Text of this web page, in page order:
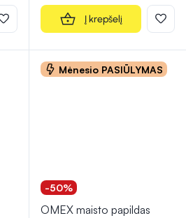
Į krepšelį
Mėnesio PASIŪLYMAS
-50%
OMEX maisto papildas